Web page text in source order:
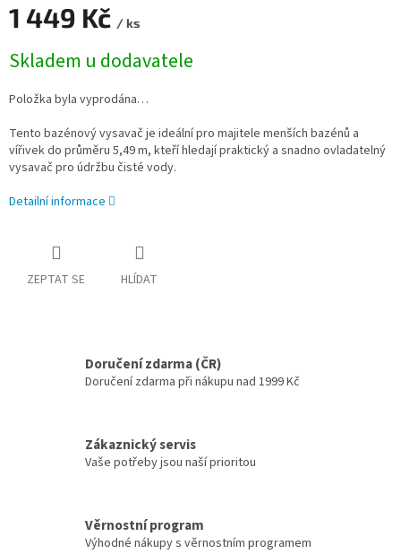
1 449 Kč / ks
Skladem u dodavatele
Položka byla vyprodána…
Tento bazénový vysavač je ideální pro majitele menších bazénů a
vířivek do průměru 5,49 m, kteří hledají praktický a snadno ovladatelný
vysavač pro údržbu čisté vody.
Detailní informace
ZEPTAT SE HLÍDAT
Doručení zdarma (ČR)
Doručení zdarma při nákupu nad 1999 Kč
Zákaznický servis
Vaše potřeby jsou naší prioritou
Věrnostní program
Výhodné nákupy s věrnostním programem